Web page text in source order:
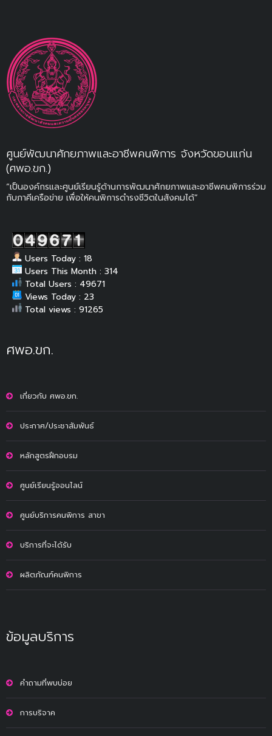
ศูนย์พัฒนาศักยภาพและอาชีพคนพิการ จังหวัดขอนแก่น
(ศพอ.ขก.)
“เป็นองค์กรและศูนย์เรียนรู้ด้านการพัฒนาศักยภาพและอาชีพคนพิการร่วม
กับภาคีเครือข่าย เพื่อให้คนพิการดำรงชีวิตในสังคมได้”
Users Today : 18
Users This Month : 314
Total Users : 49671
Views Today : 23
Total views : 91265
ศพอ.ขก.
เกี่ยวกับ ศพอ.ขก.
ประกาศ/ประชาสัมพันธ์
หลักสูตรฝึกอบรม
ศูนย์เรียนรู้ออนไลน์
ศูนย์บริการคนพิการ สาขา
บริการที่จะได้รับ
ผลิตภัณฑ์คนพิการ
ข้อมูลบริการ
คำถามที่พบบ่อย
การบริจาค